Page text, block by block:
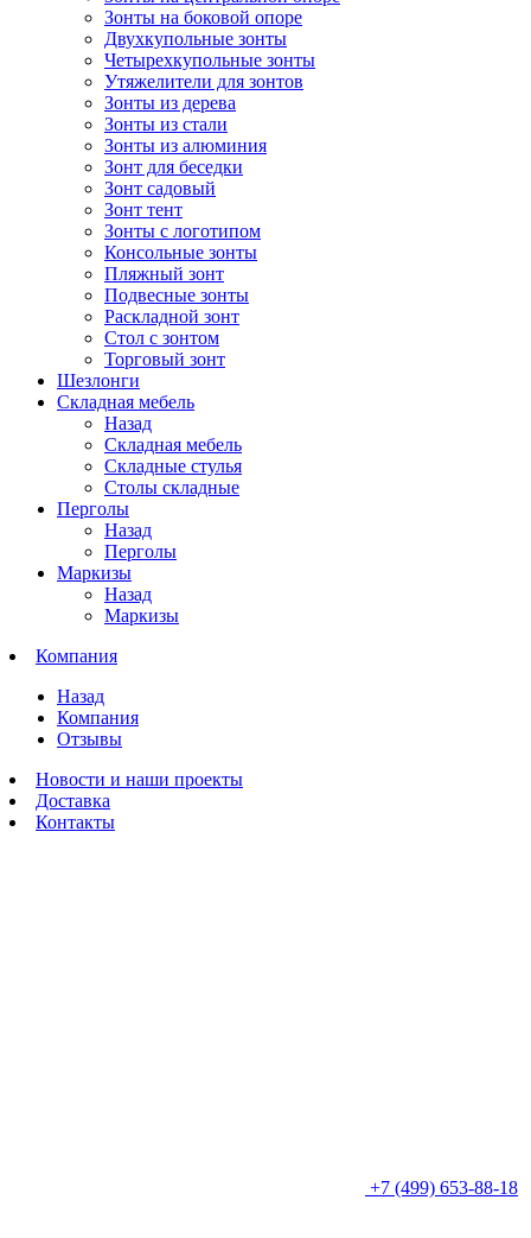
Зонты на боковой опоре
Двухкупольные зонты
Четырехкупольные зонты
Утяжелители для зонтов
Зонты из дерева
Зонты из стали
Зонты из алюминия
Зонт для беседки
Зонт садовый
Зонт тент
Зонты с логотипом
Консольные зонты
Пляжный зонт
Подвесные зонты
Раскладной зонт
Стол с зонтом
Торговый зонт
Шезлонги
Складная мебель
Назад
Складная мебель
Складные стулья
Столы складные
Перголы
Назад
Перголы
Маркизы
Назад
Маркизы
Компания
Назад
Компания
Отзывы
Новости и наши проекты
Доставка
Контакты
+7 (499) 653-88-18